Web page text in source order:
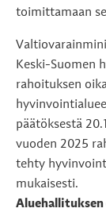
toimittamaan
Keski-Suomen
rahoituksen
päätöksestä
vuoden 2025
tehty
mukaisesti.
Aluehallituksen